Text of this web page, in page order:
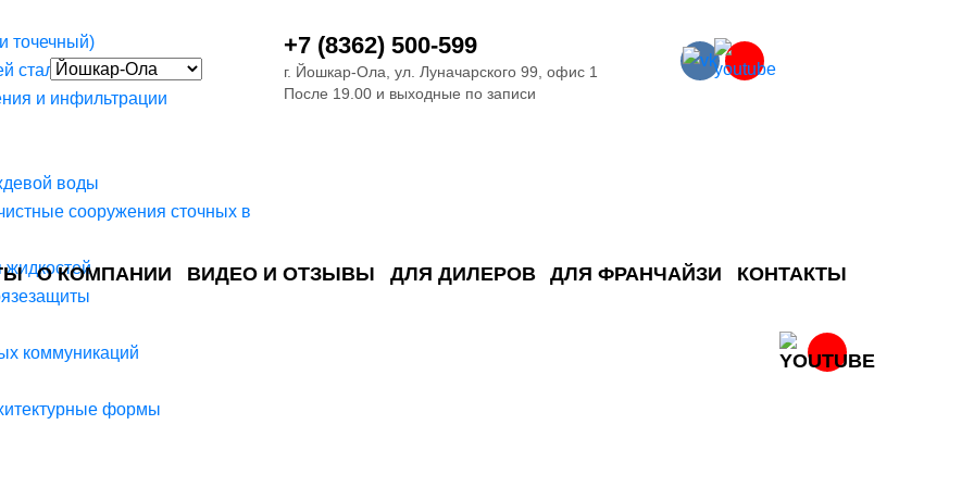
+7 (8362) 500-599
г. Йошкар-Ола, ул. Луначарского 99, офис 1
После 19.00 и выходные по записи
О КОМПАНИИ ВИДЕО И ОТЗЫВЫ ДЛЯ ДИЛЕРОВ ДЛЯ ФРАНЧАЙЗИ КОНТАКТЫ
точечный)
стали
и инфильтрации
воды
сооружения сточных в
жидкостей
коммуникаций
формы